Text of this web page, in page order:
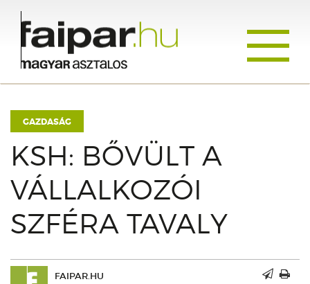
GAZDASÁG
KSH: BŐVÜLT A
VÁLLALKOZÓI
SZFÉRA TAVALY
FAIPAR.HU